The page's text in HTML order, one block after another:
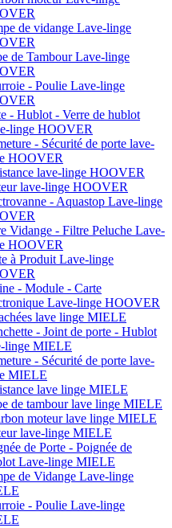
de vidange Lave-linge
de Tambour Lave-linge
- Poulie Lave-linge
- Hublot - Verre de hublot
linge HOOVER
- Sécurité de porte lave-
HOOVER
lave-linge HOOVER
lave-linge HOOVER
- Aquastop Lave-linge
Vidange - Filtre Peluche Lave-
HOOVER
à Produit Lave-linge
- Module - Carte
Lave-linge HOOVER
lave linge MIELE
- Joint de porte - Hublot
linge MIELE
- Sécurité de porte lave-
MIELE
lave linge MIELE
de tambour lave linge MIELE
moteur lave linge MIELE
lave-linge MIELE
de Porte - Poignée de
Lave-linge MIELE
de Vidange Lave-linge
- Poulie Lave-linge